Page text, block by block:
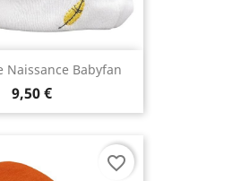
Naissance Babyfan
9,50 €
favorite_border